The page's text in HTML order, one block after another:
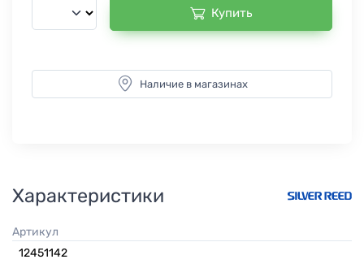
Купить
Наличие в магазинах
Характеристики
Артикул
12451142